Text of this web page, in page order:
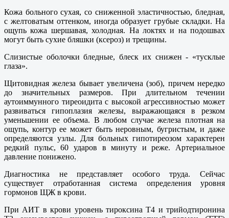
Кожа больного сухая, со сниженной эластичностью, бледная,
с желтоватым оттенком, иногда образует грубые складки. На
ощупь кожа шершавая, холодная. На локтях и на подошвах
могут быть сухие бляшки (ксероз) и трещины.
Слизистые оболочки бледные, блеск их снижен - «тусклые
глаза».
Щитовидная железа бывает увеличена (зоб), причем нередко
до значительных размеров. При длительном течении
аутоиммунного тиреоидита с высокой агрессивностью может
развиваться гипоплазия железы, выражающаяся в резком
уменьшении ее объема. В любом случае железа плотная на
ощупь, контур ее может быть неровным, бугристым, и даже
определяются узлы. Для больных гипотиреозом характерен
редкий пульс, 60 ударов в минуту и реже. Артериальное
давление понижено.
Диагностика не представляет особого труда. Сейчас
существует отработанная система определения уровня
гормонов ЩЖ в крови.
При АИТ в крови уровень тироксина Т4 и трийодтиронина